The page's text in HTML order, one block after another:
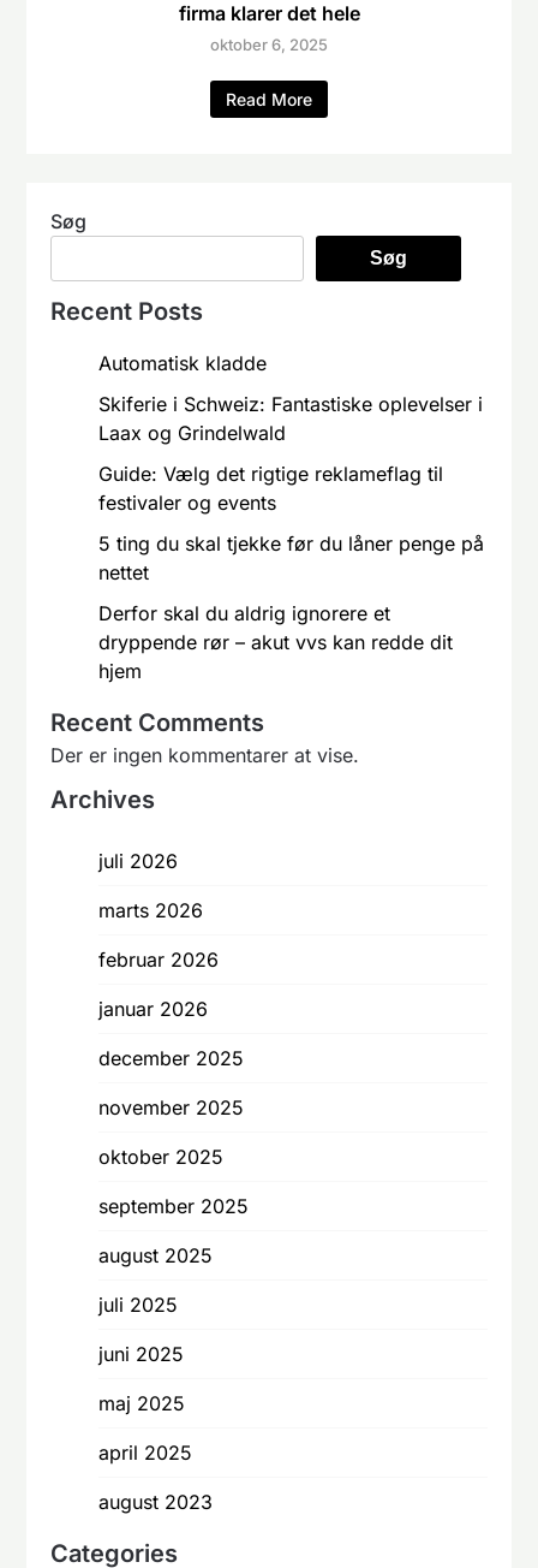
firma klarer det hele
oktober 6, 2025
Read More
Søg
Søg
Recent Posts
Automatisk kladde
Skiferie i Schweiz: Fantastiske oplevelser i
Laax og Grindelwald
Guide: Vælg det rigtige reklameflag til
festivaler og events
5 ting du skal tjekke før du låner penge på
nettet
Derfor skal du aldrig ignorere et
dryppende rør – akut vvs kan redde dit
hjem
Recent Comments
Der er ingen kommentarer at vise.
Archives
juli 2026
marts 2026
februar 2026
januar 2026
december 2025
november 2025
oktober 2025
september 2025
august 2025
juli 2025
juni 2025
maj 2025
april 2025
august 2023
Categories